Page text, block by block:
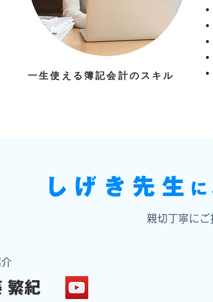
一生使える簿記会計のスキル
しげき先生
親切丁寧にご
繁紀